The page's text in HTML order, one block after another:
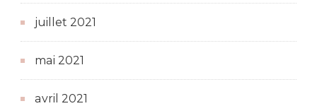
juillet 2021
mai 2021
avril 2021